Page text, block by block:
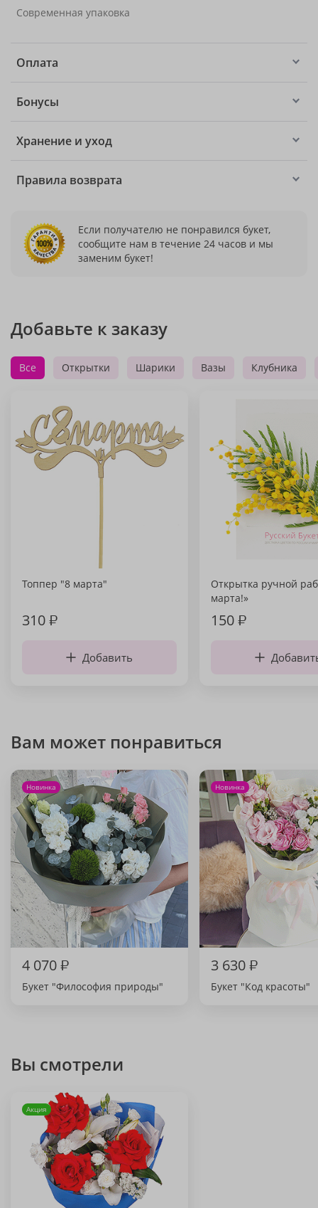
Современная упаковка
Оплата
Бонусы
Хранение и уход
Правила возврата
Если получателю не понравился букет,
сообщите нам в течение 24 часов и мы
заменим букет!
Добавьте к заказу
Все Открытки Шарики Вазы Клубника
Топпер "8 марта"
310₽
Добавить
Открытка ручной
марта!»
150₽
Вам может понравиться
Новинка
4 070₽
Букет "Философия природы"
Новинка
3 630₽
Букет "Код красоты"
Вы смотрели
Акция